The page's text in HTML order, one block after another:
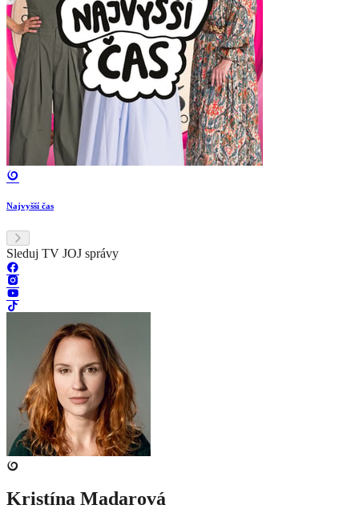
Najvyšší čas
Sleduj TV JOJ správy
Kristína Madarová